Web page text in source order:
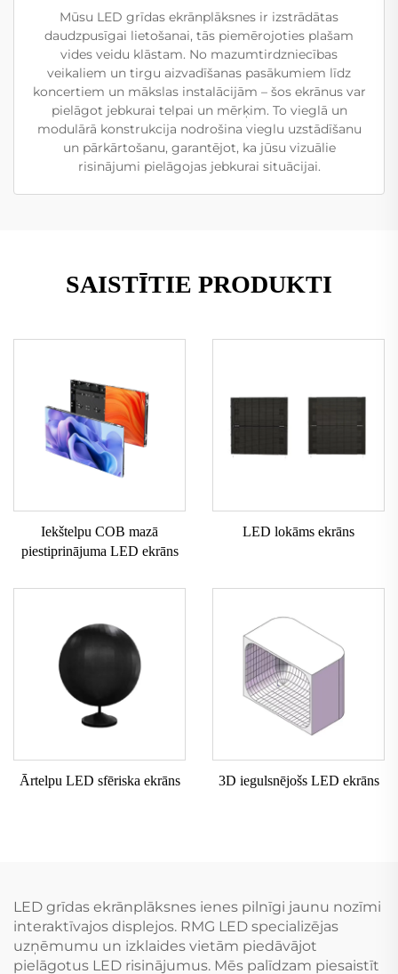
Mūsu LED grīdas ekrānplāksnes ir izstrādātas
daudzpusīgai lietošanai, tās piemērojoties plašam
vides veidu klāstam. No mazumtirdzniecības
veikaliem un tirgu aizvadīšanas pasākumiem līdz
koncertiem un mākslas instalācijām – šos ekrānus var
pielāgot jebkurai telpai un mērķim. To vieglā un
modulārā konstrukcija nodrošina vieglu uzstādīšanu
un pārkārtošanu, garantējot, ka jūsu vizuālie
risinājumi pielāgojas jebkurai situācijai.
SAISTĪTIE PRODUKTI
Iekštelpu COB mazā
piestiprinājuma LED ekrāns
LED lokāms ekrāns
Ārtelpu LED sfēriska ekrāns 3D iegulsnējošs LED ekrāns
LED grīdas ekrānplāksnes ienes pilnīgi jaunu nozīmi
interaktīvajos displejos. RMG LED specializējas
uzņēmumu un izklaides vietām piedāvājot
pielāgotus LED risinājumus. Mēs palīdzam piesaistīt